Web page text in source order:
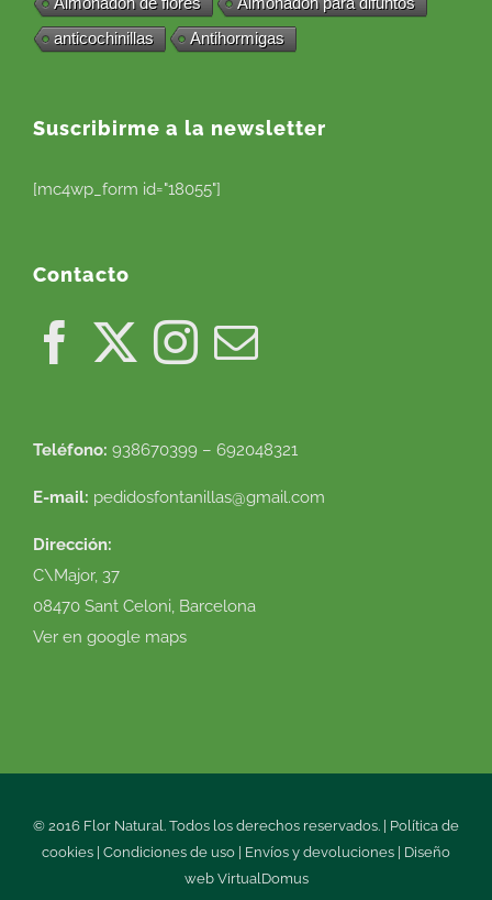
anticochinillas
Antihormigas
Suscribirme a la newsletter
[mc4wp_form id="18055"]
Contacto
Teléfono: 938670399 – 692048321
E-mail: pedidosfontanillas@gmail.com
Dirección:
C\Major, 37
08470 Sant Celoni, Barcelona
Ver en google maps
© 2016 Flor Natural. Todos los derechos reservados. | Política de
cookies | Condiciones de uso | Envíos y devoluciones | Diseño
web VirtualDomus